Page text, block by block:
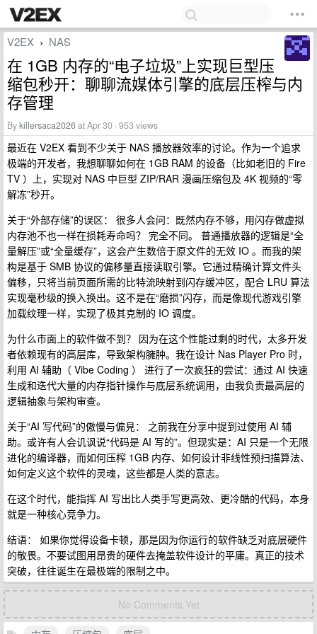
V2EX › NAS
在 1GB 内存的“电子垃圾”上实现巨型压
缩包秒开：聊聊流媒体引擎的底层压榨与内
存管理
Bykillersaca2026at Apr 30 · 953 views
最近在 V2EX 看到不少关于 NAS 播放器效率的讨论。作为一个追求
极端的开发者，我想聊聊如何在 1GB RAM 的设备（比如老旧的 Fire
TV ）上，实现对 NAS 中巨型 ZIP/RAR 漫画压缩包及 4K 视频的“零
解冻”秒开。
关于“外部存储”的误区： 很多人会问：既然内存不够，用闪存做虚拟
内存池不也一样在损耗寿命吗？ 完全不同。 普通播放器的逻辑是“全
量解压”或“全量缓存”，这会产生数倍于原文件的无效 IO 。而我的架
构是基于 SMB 协议的偏移量直接读取引擎。它通过精确计算文件头
偏移，只将当前页面所需的比特流映射到闪存缓冲区，配合 LRU 算法
实现毫秒级的换入换出。这不是在“磨损”闪存，而是像现代游戏引擎
加载纹理一样，实现了极其克制的 IO 调度。
为什么市面上的软件做不到？ 因为在这个性能过剩的时代，太多开发
者依赖现有的高层库，导致架构臃肿。我在设计 Nas Player Pro 时，
利用 AI 辅助（ Vibe Coding ） 进行了一次疯狂的尝试：通过 AI 快速
生成和迭代大量的内存指针操作与底层系统调用，由我负责最高层的
逻辑抽象与架构审查。
关于“AI 写代码”的傲慢与偏見： 之前我在分享中提到过使用 AI 辅
助。或许有人会讥讽说“代码是 AI 写的”。但现实是：AI 只是一个无限
进化的编译器，而如何压榨 1GB 内存、如何设计非线性预扫描算法、
如何定义这个软件的灵魂，这些都是人类的意志。
在这个时代，能指挥 AI 写出比人类手写更高效、更冷酷的代码，本身
就是一种核心竞争力。
结语： 如果你觉得设备卡顿，那是因为你运行的软件缺乏对底层硬件
的敬畏。不要试图用昂贵的硬件去掩盖软件设计的平庸。真正的技术
突破，往往诞生在最极端的限制之中。
No Comments Yet